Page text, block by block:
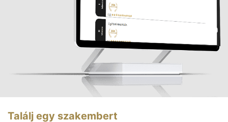
Találj egy szakembert